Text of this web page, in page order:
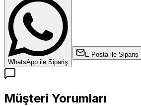
WhatsApp ile Sipariş
E-Posta ile Sipariş
Müşteri Yorumları